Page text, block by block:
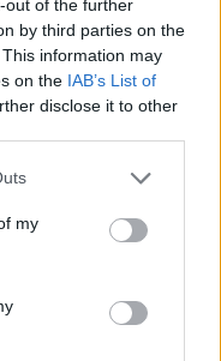
out of the further
by third parties on the
information may
on the IAB’s List of
disclose it to other
one or more Google
You may click to
third-party tags to
in below Google
my
kattintás, és hírlevelünk a
hétről hétre
megyében: egyre